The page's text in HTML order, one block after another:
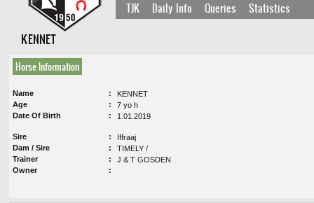
TJK Daily Info Queries Statistics
KENNET
Horse Information
Name
KENNET
Age
7 yo h
Date Of Birth
1.01.2019
Sire
Iffraaj
Dam / Sire
TIMELY /
Trainer
J & T GOSDEN
Owner